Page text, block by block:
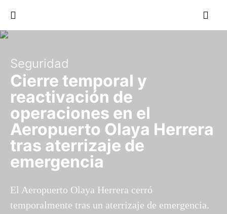
Seguridad
Cierre temporal y
reactivación de
operaciones en el
Aeropuerto Olaya Herrera
tras aterrizaje de
emergencia
El Aeropuerto Olaya Herrera cerró
temporalmente tras un aterrizaje de emergencia.